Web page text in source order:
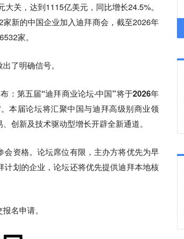
关，达到1115亿美元，同比增长24.5%。
新的中国企业加入迪拜商会，截至2026年
家。
了明确信号。
： 第五届“迪拜商业论坛·中国”将于2026年
本届论坛将汇聚中国与迪拜高级别商业领
创新及技术驱动型增长开辟全新通道。
会资格。论坛席位有限，主办方将优先为早
划的企业，论坛还将优先提供迪拜本地核
名申请。